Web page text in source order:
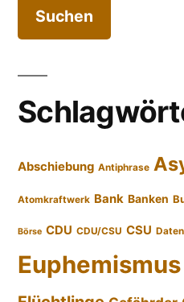
Abschiebung Antiphrase
Atomkraftwerk Bank Banken
Börse CDU CDU/CSU CSU
Euphemismus